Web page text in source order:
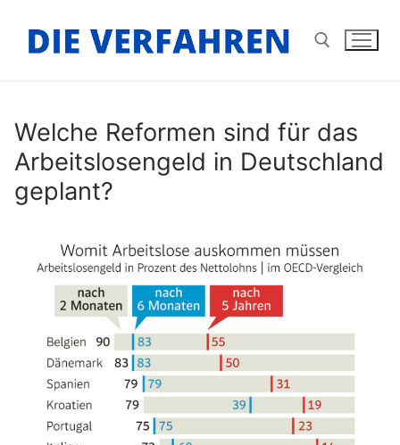
Inhalt
springen
Welche Reformen sind für das
Arbeitslosengeld in Deutschland
geplant?